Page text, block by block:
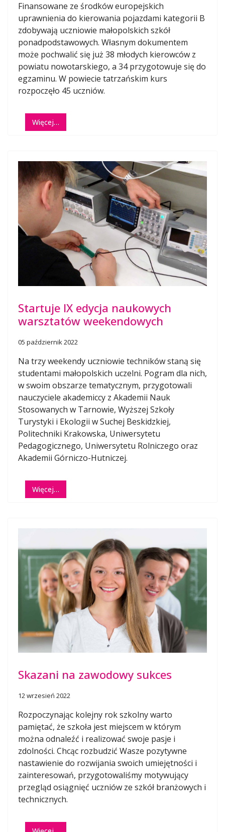
Finansowane ze środków europejskich
uprawnienia do kierowania pojazdami kategorii B
zdobywają uczniowie małopolskich szkół
ponadpodstawowych. Własnym dokumentem
może pochwalić się już 38 młodych kierowców z
powiatu nowotarskiego, a 34 przygotowuje się do
egzaminu. W powiecie tatrzańskim kurs
rozpoczęło 45 uczniów.
Więcej…
Startuje IX edycja naukowych
warsztatów weekendowych
05 październik 2022
Na trzy weekendy uczniowie techników staną się
studentami małopolskich uczelni. Pogram dla nich,
w swoim obszarze tematycznym, przygotowali
nauczyciele akademiccy z Akademii Nauk
Stosowanych w Tarnowie, Wyższej Szkoły
Turystyki i Ekologii w Suchej Beskidzkiej,
Politechniki Krakowska, Uniwersytetu
Pedagogicznego, Uniwersytetu Rolniczego oraz
Akademii Górniczo-Hutniczej.
Więcej…
Skazani na zawodowy sukces
12 wrzesień 2022
Rozpoczynając kolejny rok szkolny warto
pamiętać, że szkoła jest miejscem w którym
można odnaleźć i realizować swoje pasje i
zdolności. Chcąc rozbudzić Wasze pozytywne
nastawienie do rozwijania swoich umiejętności i
zainteresowań, przygotowaliśmy motywujący
przegląd osiągnięć uczniów ze szkół branżowych i
technicznych.